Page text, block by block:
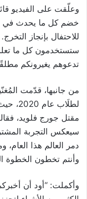
خضم كل ما يحدث في
للاحتفال بإنجاز
ستستخدمون كل ما
تدعوهم يغيرونكم
من جانبها، قدّمت
لطلَاب
مقتل جورج فلويد،
دمر العالم هذا العام،
وأنتم تخطون الخطوة
وأكملت: “أود أن